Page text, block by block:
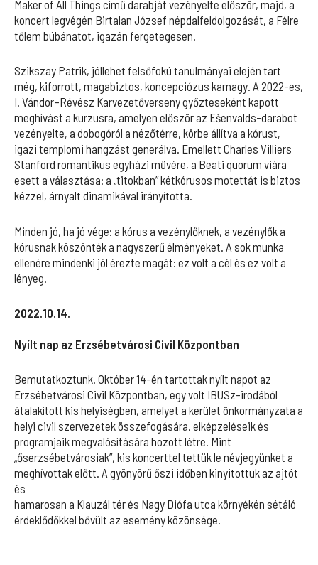
Maker of All Things című darabját vezényelte először, majd, a
koncert legvégén Birtalan József népdalfeldolgozását, a Félre
tőlem búbánatot, igazán fergetegesen.
Szikszay Patrik, jóllehet felsőfokú tanulmányai elején tart
még, kiforrott, magabiztos, koncepciózus karnagy. A 2022-es,
I. Vándor–Révész Karvezetőverseny győzteseként kapott
meghívást a kurzusra, amelyen először az Ešenvalds-darabot
vezényelte, a dobogóról a nézőtérre, körbe állítva a kórust,
igazi templomi hangzást generálva. Emellett Charles Villiers
Stanford romantikus egyházi művére, a Beati quorum viára
esett a választása: a „titokban” kétkórusos motettát is biztos
kézzel, árnyalt dinamikával irányította.
Minden jó, ha jó vége: a kórus a vezénylőknek, a vezénylők a
kórusnak köszönték a nagyszerű élményeket. A sok munka
ellenére mindenki jól érezte magát: ez volt a cél és ez volt a
lényeg.
2022.10.14.
Nyílt nap az Erzsébetvárosi Civil Központban
Bemutatkoztunk. Október 14-én tartottak nyílt napot az
Erzsébetvárosi Civil Központban, egy volt IBUSz-irodából
átalakított kis helyiségben, amelyet a kerület önkormányzata a
helyi civil szervezetek összefogására, elképzeléseik és
programjaik megvalósítására hozott létre. Mint
„őserzsébetvárosiak”, kis koncerttel tettük le névjegyünket a
meghívottak előtt. A gyönyörű őszi időben kinyitottuk az ajtót
és
hamarosan a Klauzál tér és Nagy Diófa utca környékén sétáló
érdeklődőkkel bővült az esemény közönsége.